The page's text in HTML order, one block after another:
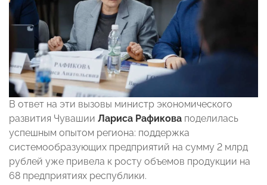
В ответ на эти вызовы министр экономического
развития Чувашии Лариса Рафикова поделилась
успешным опытом региона: поддержка
системообразующих предприятий на сумму 2 млрд
рублей уже привела к росту объемов продукции на
68 предприятиях республики.